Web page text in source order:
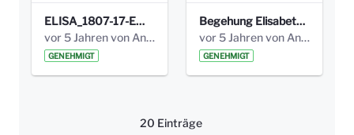
ELISA_1807-17-EW_BEZIRK-kl_compressed.pdf
vor 5 Jahren von Anni Schlumberger
GENEHMIGT
Begehung Elisabethenanlage 1.8.17_Protokoll .pdf
vor 5 Jahren von Anni Schlumberger
GENEHMIGT
20 Einträge
Pro Seite